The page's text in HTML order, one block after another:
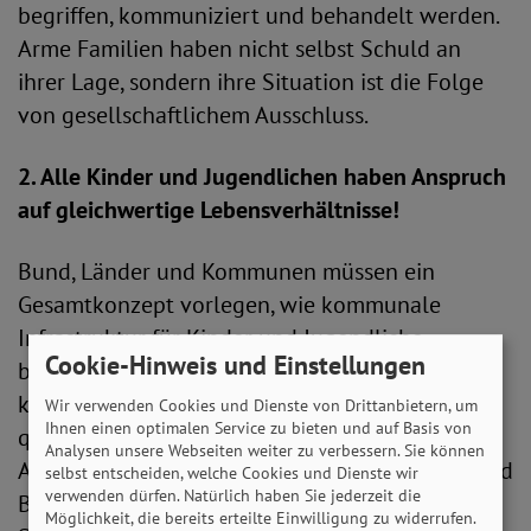
begriffen, kommuniziert und behandelt werden.
Arme Familien haben nicht selbst Schuld an
ihrer Lage, sondern ihre Situation ist die Folge
von gesellschaftlichem Ausschluss.
2. Alle Kinder und Jugendlichen haben Anspruch
auf gleichwertige Lebensverhältnisse!
Bund, Länder und Kommunen müssen ein
Gesamtkonzept vorlegen, wie kommunale
Infrastruktur für Kinder und Jugendliche
bedarfsgerecht gestaltet und finanziert werden
kann. Dazu gehören bezahlbare Wohnungen,
qualitativ hochwertige und armutssensible
Angebote der Bildung, Betreuung, Erziehung und
Begleitung, eine bedarfsorientierte, integrierte
Cookie-Hinweis und Einstellungen
Wir verwenden Cookies und Dienste von Drittanbietern, um
Ihnen einen optimalen Service zu bieten und auf Basis von
Analysen unsere Webseiten weiter zu verbessern. Sie können
selbst entscheiden, welche Cookies und Dienste wir
verwenden dürfen. Natürlich haben Sie jederzeit die
Möglichkeit, die bereits erteilte Einwilligung zu widerrufen.